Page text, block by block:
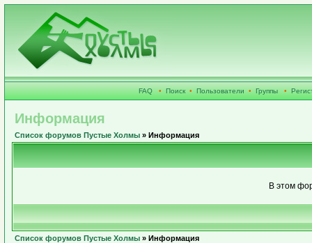
FAQ • Поиск • Пользователи • Группы •
Информация
Список форумов Пустые Холмы » Информация
В этом
Список форумов Пустые Холмы » Информация